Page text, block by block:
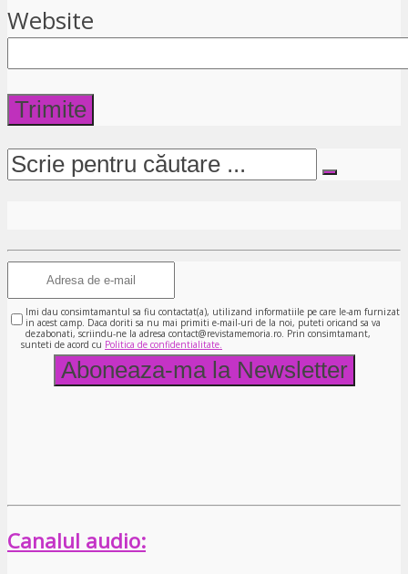
Website
Imi dau consimtamantul sa fiu contactat(a), utilizand informatiile pe care le-am furnizat
in acest camp. Daca doriti sa nu mai primiti e-mail-uri de la noi, puteti oricand sa va
dezabonati, scriindu-ne la adresa contact@revistamemoria.ro. Prin consimtamant,
sunteti de acord cu Politica de confidentialitate.
Canalul audio: